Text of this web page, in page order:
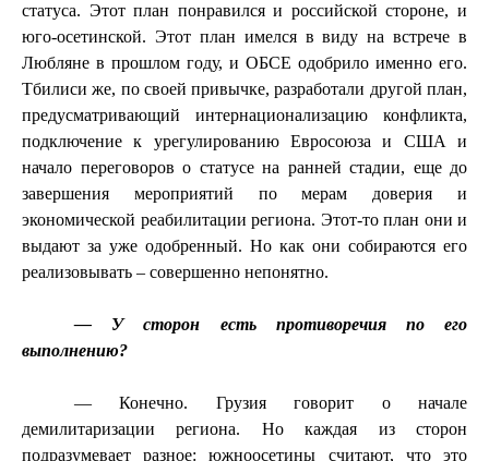
статуса. Этот план понравился и российской стороне, и
юго-осетинской. Этот план имелся в виду на встрече в
Любляне в прошлом году, и ОБСЕ одобрило именно его.
Тбилиси же, по своей привычке, разработали другой план,
предусматривающий интернационализацию конфликта,
подключение к урегулированию Евросоюза и США и
начало переговоров о статусе на ранней стадии, еще до
завершения мероприятий по мерам доверия и
экономической реабилитации региона. Этот-то план они и
выдают за уже одобренный. Но как они собираются его
реализовывать – совершенно непонятно.
— У сторон есть противоречия по его
выполнению?
— Конечно. Грузия говорит о начале
демилитаризации региона. Но каждая из сторон
подразумевает разное: южноосетины считают, что это